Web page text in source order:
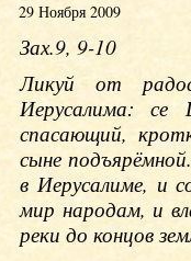
29 Ноября 2009
Зах.9, 9-10
Ликуй от
Иерусалима:
спасающий,
сыне
в Иерусалиме, и
мир народам, и
реки до концов